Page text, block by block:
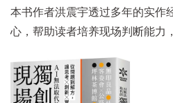
本书作者洪震宇透过多年的实作
心，帮助读者培养现场判断能力